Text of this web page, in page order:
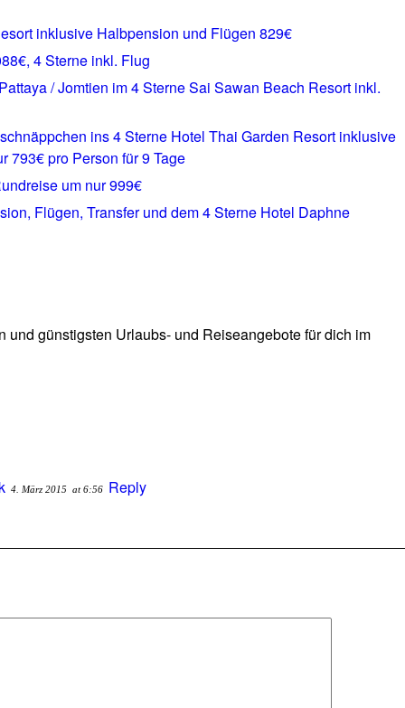
inklusive Halbpension und Flügen 829€
4 Sterne inkl. Flug
/ Jomtien im 4 Sterne Sai Sawan Beach Resort inkl.
ins 4 Sterne Hotel Thai Garden Resort inklusive
793€ pro Person für 9 Tage
um nur 999€
Flügen, Transfer und dem 4 Sterne Hotel Daphne
und günstigsten Urlaubs- und Reiseangebote für dich im
4. März 2015 at 6:56 Reply